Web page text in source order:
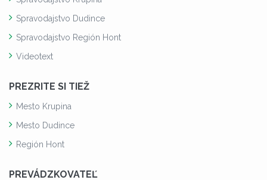
Spravodajstvo Dudince
Spravodajstvo Región Hont
Videotext
PREZRITE SI TIEŽ
Mesto Krupina
Mesto Dudince
Región Hont
PREVÁDZKOVATEĽ